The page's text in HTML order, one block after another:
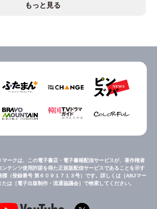
もっと見る
マークは、この電子書店・電子書籍配信サービスが、著作権者
ンテンツ使用許諾を得た正規版配信サービスであることを示す
標（登録番号 第６０９１７１３号）です。詳しくは［ABJマー
たは［電子出版制作・流通協議会］で検索してください。